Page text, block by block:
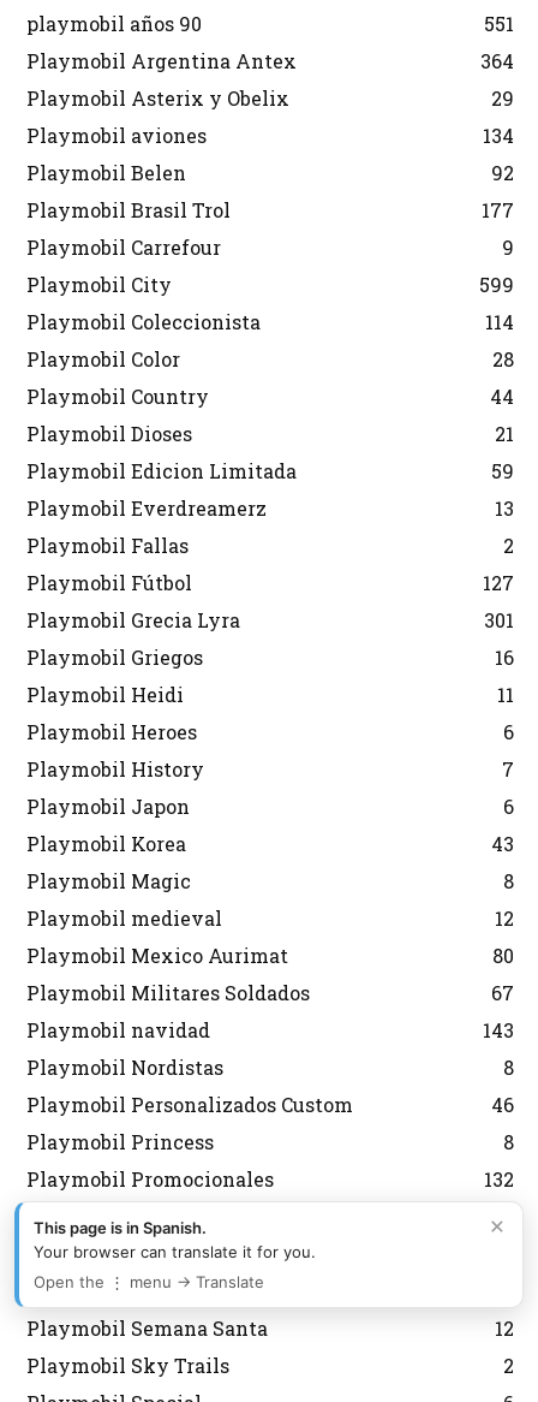
playmobil años 90
551
Playmobil Argentina Antex
364
Playmobil Asterix y Obelix
29
Playmobil aviones
134
Playmobil Belen
92
Playmobil Brasil Trol
177
Playmobil Carrefour
9
Playmobil City
599
Playmobil Coleccionista
114
Playmobil Color
28
Playmobil Country
44
Playmobil Dioses
21
Playmobil Edicion Limitada
59
Playmobil Everdreamerz
13
Playmobil Fallas
2
Playmobil Fútbol
127
Playmobil Grecia Lyra
301
Playmobil Griegos
16
Playmobil Heidi
11
Playmobil Heroes
6
Playmobil History
7
Playmobil Japon
6
Playmobil Korea
43
Playmobil Magic
8
Playmobil medieval
12
Playmobil Mexico Aurimat
80
Playmobil Militares Soldados
67
Playmobil navidad
143
Playmobil Nordistas
8
Playmobil Personalizados Custom
46
Playmobil Princess
8
Playmobil Promocionales
132
Playmobil regreso al futuro
10
Playmobil Scooby Doo
Playmobil segunda mano
Playmobil Semana Santa
12
Playmobil Sky Trails
2
×
This page is in Spanish.
Your browser can translate it for you.
Open the ⋮ menu → Translate